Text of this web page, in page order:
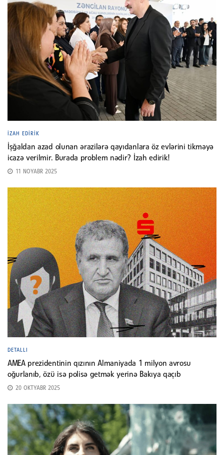
İZAH EDIRIK
İşğaldan azad olunan ərazilərə qayıdanlara öz evlərini tikməyə
icazə verilmir. Burada problem nədir? İzah edirik!
11 NOYABR 2025
DETALLI
AMEA prezidentinin qızının Almaniyada 1 milyon avrosu
oğurlanıb, özü isə polisə getmək yerinə Bakıya qaçıb
20 OKTYABR 2025